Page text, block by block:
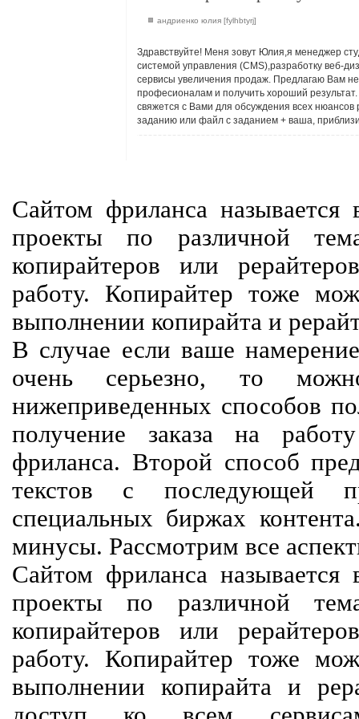
андриенко юлия [fylhbtyrj]
Здравствуйте! Меня зовут Юлия,я менеджер
системой управления (CMS),разработку веб-
сервисы увеличения продаж. Предлагаю Вам
професионалам и получить хороший
свяжется с Вами для обсуждения всех
заданию или файл с заданием + ваша,
Сайтом фриланса называется
проекты по различной
копирайтеров или
работу. Копирайтер тоже
выполнении копирайта и
В случае если ваше
очень серьезно, то
нижеприведенных способов
получение заказа на
фриланса. Второй способ
текстов с последующей
специальных биржах
минусы. Рассмотрим все
Сайтом фриланса называется
проекты по различной
копирайтеров или
работу. Копирайтер тоже
выполнении копирайта и